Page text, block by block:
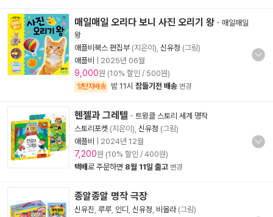
매일매일 오리다 보니 사진 오리기 왕 - 매일매일
왕
애플비북스 편집부 (지은이), 신유정 (그림)
애플비
2025년 06월
9,000원 (10% 할인 / 500원)
양탄자배송 밤 11시 잠들기전 배송 변경
헨젤과 그레텔 - 트윙클 스토리 세계 명작
스토리포켓 (지은이), 신유정 (그림)
애플비
2024년 12월
7,200원 (10% 할인 / 400원)
택배로 주문하면 8월 11일 출고 변경
종알종알 명작 극장
신유진 루루 인디 신유정 비올라(그림)